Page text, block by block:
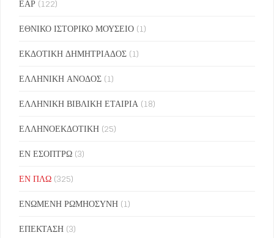
ΕΑΡ (122)
ΕΘΝΙΚΟ ΙΣΤΟΡΙΚΟ ΜΟΥΣΕΙΟ (1)
ΕΚΔΟΤΙΚΗ ΔΗΜΗΤΡΙΑΔΟΣ (1)
ΕΛΛΗΝΙΚΗ ΑΝΟΔΟΣ (1)
ΕΛΛΗΝΙΚΗ ΒΙΒΛΙΚΗ ΕΤΑΙΡΙΑ (18)
ΕΛΛΗΝΟΕΚΔΟΤΙΚΗ (25)
ΕΝ ΕΣΟΠΤΡΩ (3)
ΕΝ ΠΛΩ (325)
ΕΝΩΜΕΝΗ ΡΩΜΗΟΣΥΝΗ (1)
ΕΠΕΚΤΑΣΗ (3)